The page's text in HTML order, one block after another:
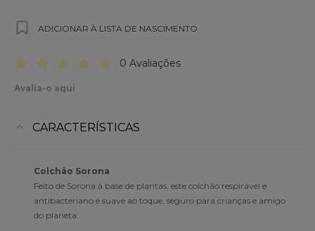
ADICIONAR À LISTA DE NASCIMENTO
0 Avaliações
Avalia-o aqui
CARACTERÍSTICAS
Colchão Sorona
Feito de Sorona à base de plantas, este colchão respirável e
antibacteriano é suave ao toque, seguro para crianças e amigo
do planeta.